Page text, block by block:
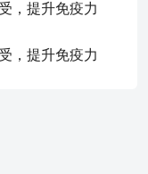
，提升免疫力
，提升免疫力